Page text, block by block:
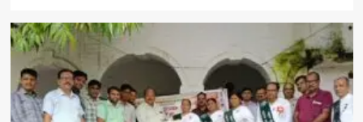
दिल्ली
चैम्प्स
स्कूल
में
3